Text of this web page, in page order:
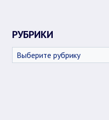
РУБРИКИ
Рубрики